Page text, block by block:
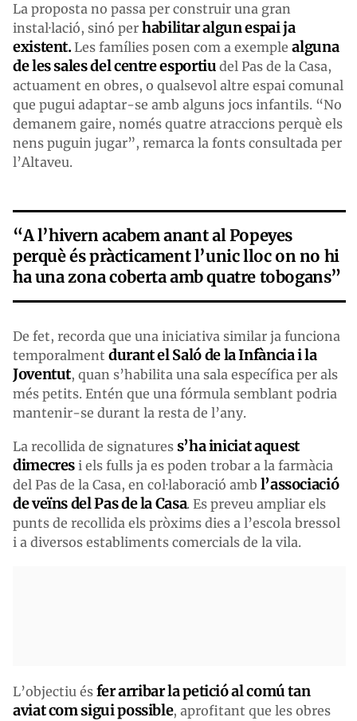
La proposta no passa per construir una gran
instal·lació, sinó per habilitar algun espai ja
existent.Les famílies posen com a exemplealguna
de les sales del centre esportiu del Pas de la Casa,
actuament en obres, o qualsevol altre espai comunal
que pugui adaptar-se amb alguns jocs infantils. “No
demanem gaire, només quatre atraccions perquè els
nens puguin jugar”, remarca la fonts consultada per
l’Altaveu.
“A l’hivern acabem anant al Popeyes
perquè és pràcticament l’unic lloc on no hi
ha una zona coberta amb quatre tobogans”
De fet, recorda que una iniciativa similar ja funciona
temporalment durant el Saló de la Infància i la
Joventut, quan s’habilita una sala específica per als
més petits. Entén que una fórmula semblant podria
mantenir-se durant la resta de l’any.
La recollida de signatures s’ha iniciat aquest
dimecres i els fulls ja es poden trobar a la farmàcia
del Pas de la Casa, en col·laboració amb l’associació
de veïns del Pas de la Casa. Es preveu ampliar els
punts de recollida els pròxims dies a l’escola bressol
i a diversos establiments comercials de la vila.
L’objectiu és fer arribar la petició al comú tan
aviat com sigui possible, aprofitant que les obres